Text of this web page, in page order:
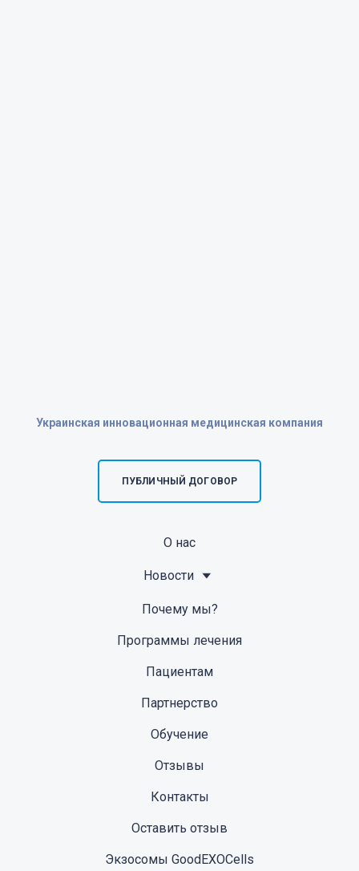
Украинская инновационная медицинская компания
ПУБЛИЧНЫЙ ДОГОВОР
О нас
Новости
Почему мы?
Программы лечения
Пациентам
Партнерство
Обучение
Отзывы
Контакты
Оставить отзыв
Экзосомы GoodEXOCells